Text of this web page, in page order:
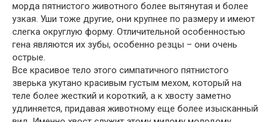
морда пятнистого животного более вытянутая и более
узкая. Уши тоже другие, они крупнее по размеру и имеют
слегка округлую форму. Отличительной особенностью
гена являются их зубы, особенно резцы – они очень
острые.
Все красивое тело этого симпатичного пятнистого
зверька укутано красивым густым мехом, который на
теле более жесткий и короткий, а к хвосту заметно
удлиняется, придавая животному еще более изысканный